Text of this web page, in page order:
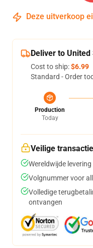
Deze uitverkoop
Deliver to United
Cost to ship:$6.99
Standard - Order
Production
Today
Veilige transactie
Wereldwijde
Volgnummer voor
Volledige
ontvangen